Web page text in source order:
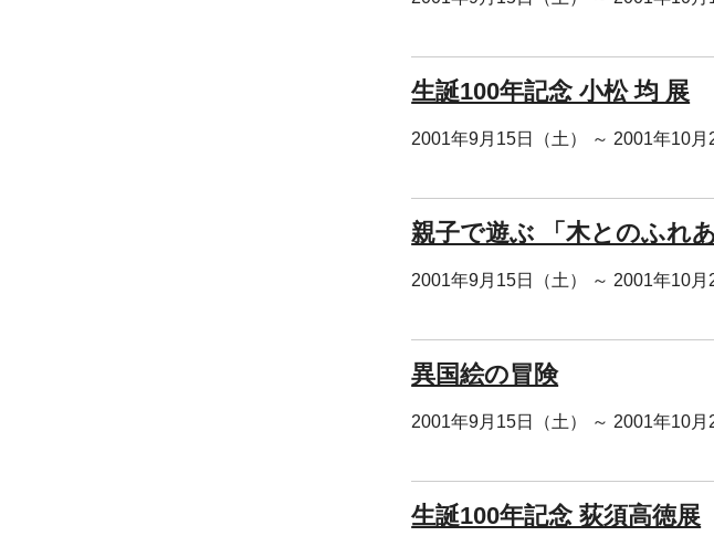
生誕100年記念 小松 均 展
2001年9月15日（土） ～ 2001年10月
親子で遊ぶ 「木とのふれ
2001年9月15日（土） ～ 2001年10月
異国絵の冒険
2001年9月15日（土） ～ 2001年10月
生誕100年記念 荻須高徳展